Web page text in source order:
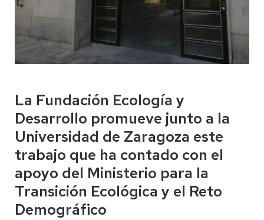
La Fundación Ecología y
Desarrollo promueve junto a la
Universidad de Zaragoza este
trabajo que ha contado con el
apoyo del Ministerio para la
Transición Ecológica y el Reto
Demográfico